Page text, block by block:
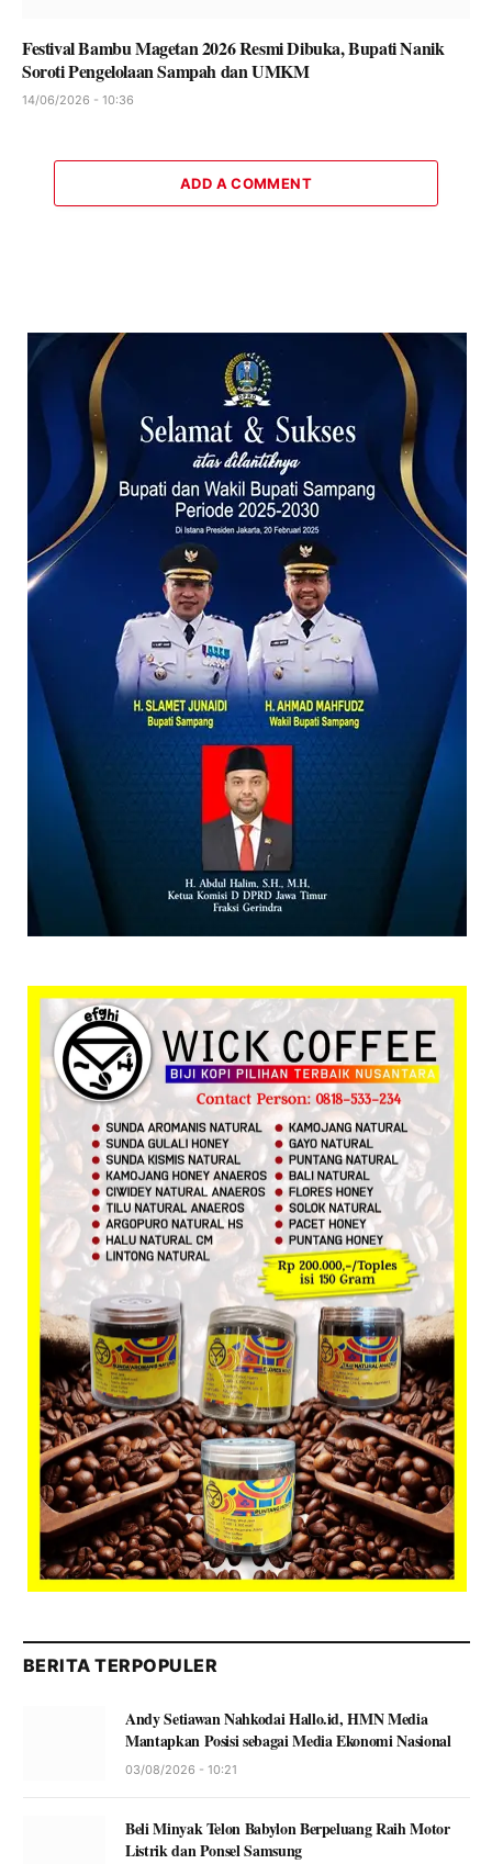
Festival Bambu Magetan 2026 Resmi Dibuka, Bupati Nanik
Soroti Pengelolaan Sampah dan UMKM
14/06/2026 - 10:36
ADD A COMMENT
BERITA TERPOPULER
Andy Setiawan Nahkodai Hallo.id, HMN Media
Mantapkan Posisi sebagai Media Ekonomi Nasional
03/08/2026 - 10:21
Beli Minyak Telon Babylon Berpeluang Raih Motor
Listrik dan Ponsel Samsung